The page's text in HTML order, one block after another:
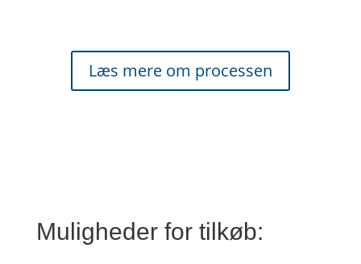
Læs mere om processen
Muligheder for tilkøb: